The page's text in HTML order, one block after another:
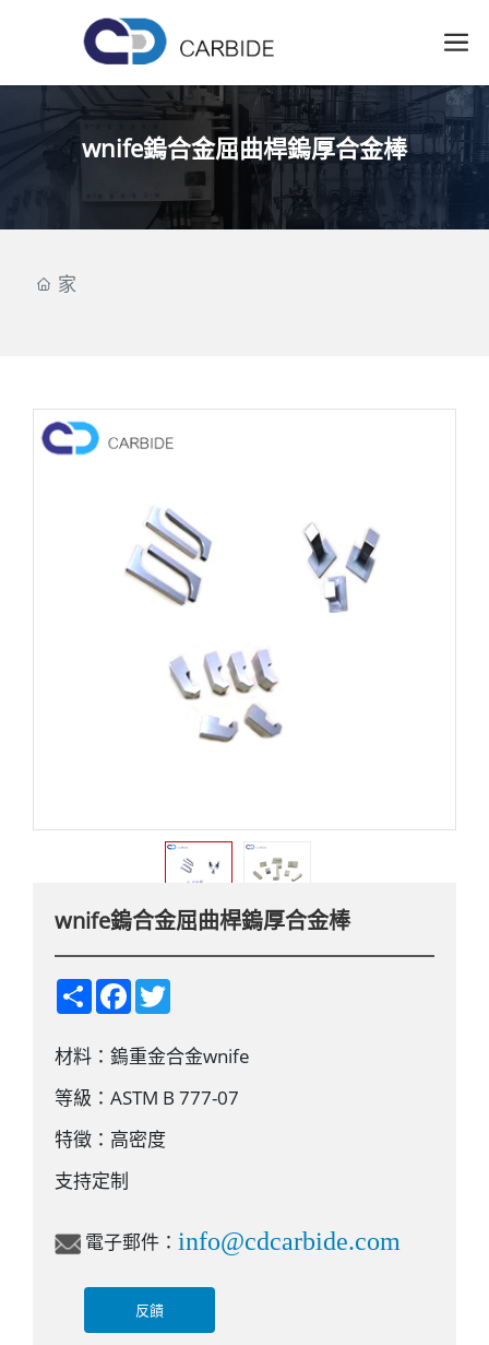
wnife鎢合金屈曲桿鎢厚合金棒
家
wnife鎢合金屈曲桿鎢厚合金棒
S
h
e
F
b
o
k
T
t
r
材料：鎢重金合金wnife
等級：ASTM B 777-07
特徵：高密度
支持定制
電子郵件： info@cdcarbide.com
反饋